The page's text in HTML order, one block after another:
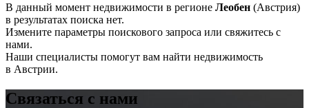
В данный момент недвижимости в регионе Леобен (Австрия)
в результатах поиска нет.
Измените параметры поискового запроса или свяжитесь с
нами.
Наши специалисты помогут вам найти недвижимость
в Австрии.
Связаться с нами